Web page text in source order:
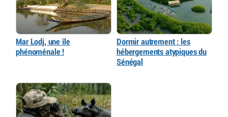
Mar Lodj, une île
phénoménale !
Dormir autrement : les
hébergements atypiques du
Sénégal